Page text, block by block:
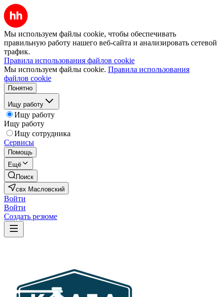
Мы используем файлы cookie, чтобы обеспечивать
правильную работу нашего веб-сайта и анализировать сетевой
трафик.
Правила использования файлов cookie
Мы используем файлы cookie. Правила использования
файлов cookie
Понятно
Ищу работу
Ищу работу
Ищу работу
Ищу сотрудника
Сервисы
Помощь
Ещё
Поиск
свх Масловский
Войти
Войти
Создать резюме